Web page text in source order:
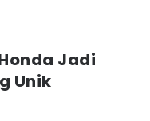
Jadi
Unik